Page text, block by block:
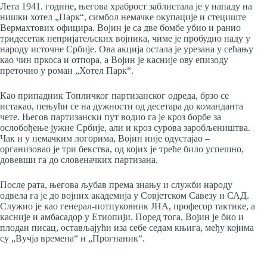
Лета 1941. године, његова храброст заблистала је у нападу на
нишки хотел „Парк“, симбол немачке окупације и стециште
Вермахтових официра. Војин је са две бомбе убио и ранио
тридесетак непријатељских војника, чиме је пробудио наду у
народу источне Србије. Ова акција остала је урезана у сећању
као чин пркоса и отпора, а Војин је касније ову епизоду
преточио у роман „Хотел Парк“.
Као припадник Топличког партизанског одреда, брзо се
истакао, пењући се на дужности од десетара до команданта
чете. Његов партизански пут водио га је кроз борбе за
ослобођење јужне Србије, али и кроз сурова заробљеништва.
Чак и у немачким логорима, Војин није одустајао –
организовао је три бекства, од којих је треће било успешно,
довевши га до словеначких партизана.
После рата, његова љубав према знању и служби народу
одвела га је до војних академија у Совјетском Савезу и САД.
Служио је као генерал-потпуковник ЈНА, професор тактике, а
касније и амбасадор у Етиопији. Поред тога, Војин је био и
плодан писац, остављајући иза себе седам књига, међу којима
су „Вучја времена“ и „Прогнаник“.